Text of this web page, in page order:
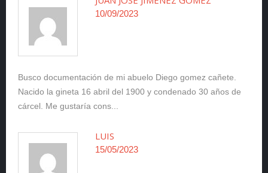
10/09/2023
Busco documentación de mi abuelo Diego gomez cañete.
Nacido la gineta 16 abril del 1900 y condenado 30 años de
cárcel. Me gustaría cons...
LUIS
15/05/2023